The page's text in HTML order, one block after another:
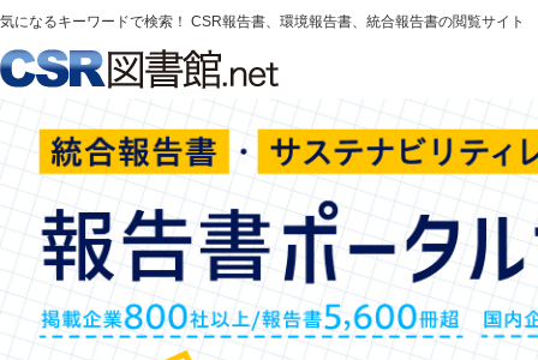
気になるキーワードで検索！ CSR報告書、環境報告書、統合報告書の閲覧サイト